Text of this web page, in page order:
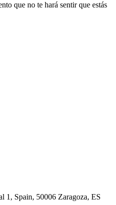
que no te hará sentir que estás
1, Spain, 50006 Zaragoza, ES